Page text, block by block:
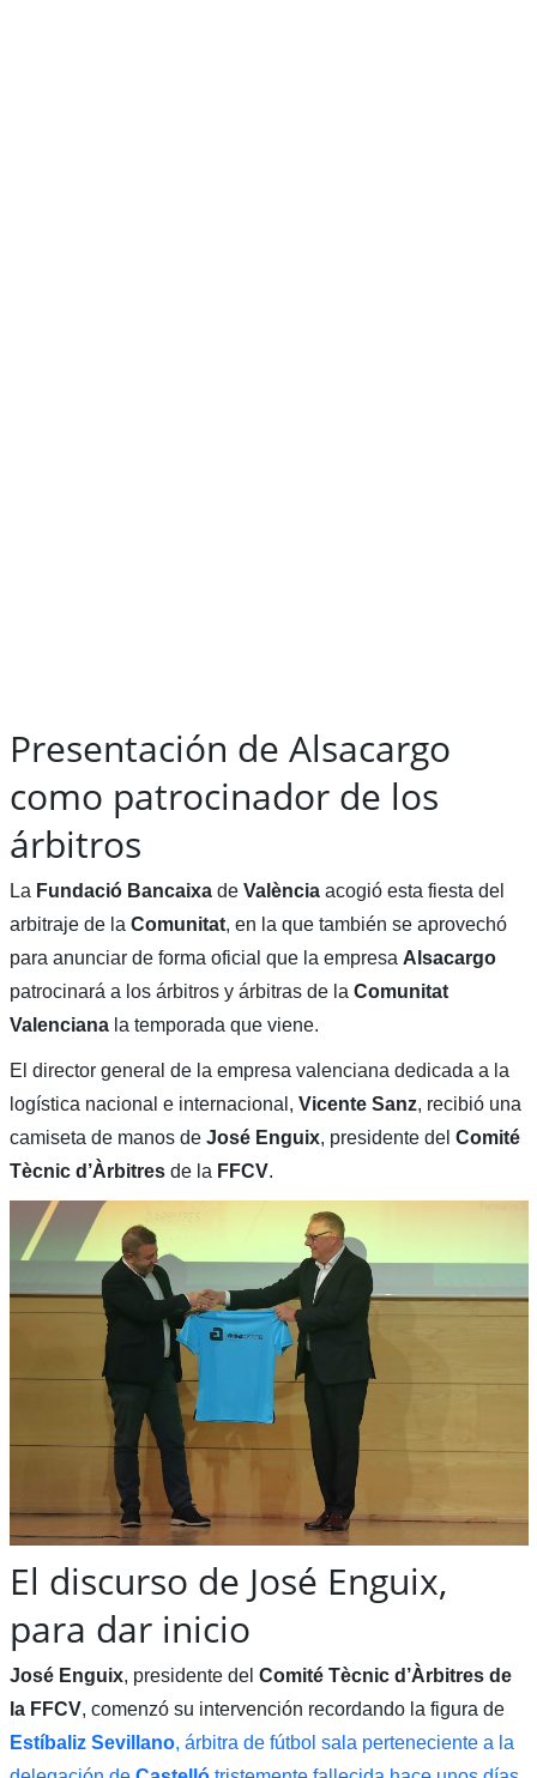
Presentación de Alsacargo
como patrocinador de los
árbitros
La Fundació Bancaixade Valènciaacogió esta fiesta del
arbitraje de la Comunitat, en la que también se aprovechó
para anunciar de forma oficial que la empresa Alsacargo
patrocinará a los árbitros y árbitras de la Comunitat
Valencianala temporada que viene.
El director general de la empresa valenciana dedicada a la
logística nacional e internacional, Vicente Sanz, recibió una
camiseta de manos de José Enguix, presidente del Comité
Tècnic d’Àrbitresde la FFCV.
El discurso de José Enguix,
para dar inicio
José Enguix, presidente del Comité Tècnic d’Àrbitres de
la FFCV, comenzó su intervención recordando la figura de
Estíbaliz Sevillano, árbitra de fútbol sala perteneciente a la